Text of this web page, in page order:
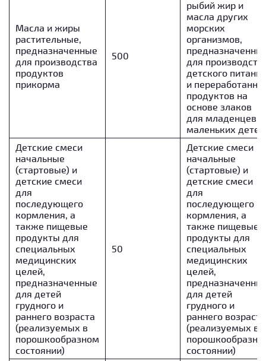
Масла и жиры
растительные,
предназначенные
для производства
продуктов
прикорма
500
рыбий жир и
масла других
морских
организмов,
для
детского питания
и
продуктов на
основе злаков
для младенцев и
маленьких детей
Детские смеси
начальные
(стартовые) и
детские смеси
для
последующего
кормления, а
также пищевые
продукты для
специальных
медицинских
целей,
предназначенные
для детей
грудного и
раннего возраста
(реализуемых в
порошкообразном
состоянии)
50
Детские смеси
начальные
(стартовые) и
детские смеси
для
последующего
кормления, а
также пищевые
продукты для
специальных
медицинских
целей,
для детей
грудного и
раннего возраста
(реализуемых в
состоянии)